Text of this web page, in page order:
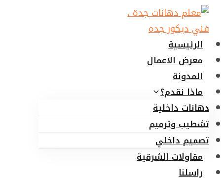
التجاوز
إلى
المحتوىالرئيسية
معرض الاعمال
المدونة
ماذا نقدم؟
دهانات داخلية
تشطيب وترميم
تصميم داخلي
مقاولات الشرقية
راسلنا